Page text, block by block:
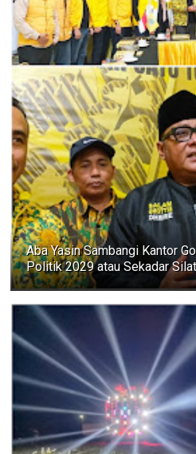
Aba Yasin Sambangi Kantor
Politik 2029 atau Sekadar